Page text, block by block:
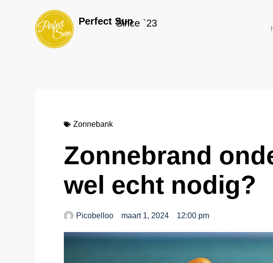
Perfect SunSince `23
Zonnebank
Zonnebrand
wel echt nodig?
Picobelloo maart 1, 2024 12:00 pm